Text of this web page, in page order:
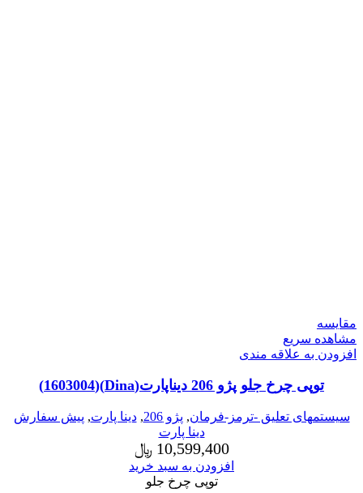
مقایسه
مشاهده سریع
افزودن به علاقه مندی
توپی چرخ جلو پژو 206 دیناپارت(Dina)(1603004)
سیستمهای تعلیق -ترمز-فرمان, پژو 206 ,دینا پارت, پیش سفارش
دینا پارت
10,599,400 ﷼
افزودن به سبد خرید
توپی چرخ جلو